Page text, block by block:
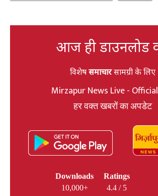
आज ही डाउनलोड
विशेषसमाचारसामग्री के लिए
Mirzapur News Live -
हर वक्त खबरों का अपडेट
Downloads
10,000+
Ratings
4.4 / 5